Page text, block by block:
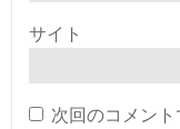
サイト
次回のコメン